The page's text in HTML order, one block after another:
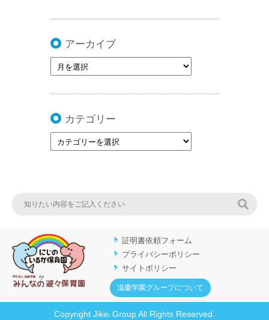
アーカイブ
カテゴリー
証明書依頼フォーム
プライバシーポリシー
サイトポリシー
滋慶学園グループについて
Copyright Jikei Group All Rights Reserved.